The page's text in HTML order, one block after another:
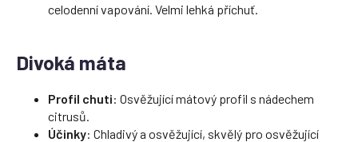
celodenní vapování. Velmi lehká příchuť.
Divoká máta
Profil chuti: Osvěžující mátový profil s nádechem
citrusů.
Účinky: Chladivý a osvěžující, skvělý pro osvěžující